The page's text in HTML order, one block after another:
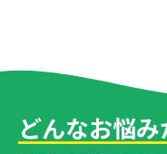
どんなお悩み